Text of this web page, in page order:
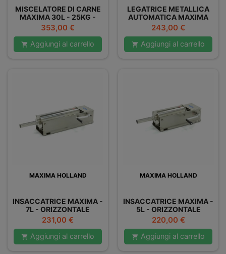
MISCELATORE DI CARNE
MAXIMA 30L - 25KG -
DOPPIO
Prezzo
353,00 €
 Aggiungi al carrello
LEGATRICE METALLICA
AUTOMATICA MAXIMA
Prezzo
243,00 €
 Aggiungi al carrello
MAXIMA HOLLAND
INSACCATRICE MAXIMA -
7L - ORIZZONTALE
Prezzo
231,00 €
 Aggiungi al carrello
MAXIMA HOLLAND
INSACCATRICE MAXIMA -
5L - ORIZZONTALE
Prezzo
220,00 €
 Aggiungi al carrello